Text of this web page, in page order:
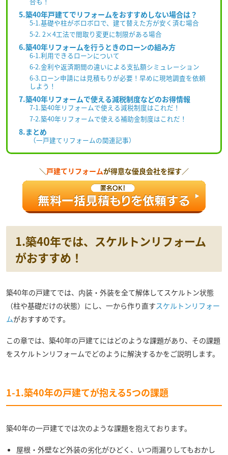
5.築40年戸建てでリフォームをおすすめしない場合は？
5-1.基礎や柱がボロボロで、建て替えた方が安く済む場合
5-2. 2×4工法で間取り変更に制限がある場合
6.築40年リフォームを行うときのローンの組み方
6-1.利用できるローンについて
6-2.金利や返済期間の違いによる支払額シミュレーション
6-3.ローン申請には見積もりが必要！早めに現地調査を依頼
しよう！
7.築40年リフォームで使える減税制度などのお得情報
7-1.築40年リフォームで使える減税制度はこれだ！
7-2.築40年リフォームで使える補助金制度はこれだ！
8.まとめ
（一戸建てリフォームの関連記事）
＼戸建てリフォームが得意な優良会社を探す／
1.築40年では、スケルトンリフォーム
がおすすめ！
築40年の戸建てでは、内装・外装を全て解体してスケルトン状態
（柱や基礎だけの状態）にし、一から作り直すスケルトンリフォー
ムがおすすめです。
この章では、築40年の戸建てにはどのような課題があり、その課題
をスケルトンリフォームでどのように解決するかをご説明します。
1-1.築40年の戸建てが抱える5つの課題
築40年の一戸建てでは次のような課題を抱えております。
屋根・外壁など外装の劣化がひどく、いつ雨漏りしてもおかし